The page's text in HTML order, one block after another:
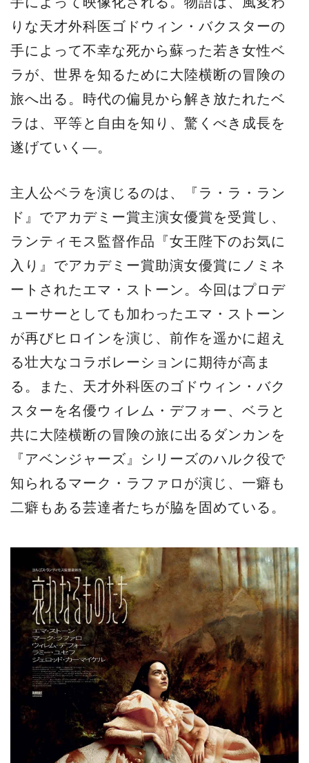
りな天才外科医ゴドウィン・バクスターの
手によって不幸な死から蘇った若き女性ベ
ラが、世界を知るために大陸横断の冒険の
旅へ出る。時代の偏見から解き放たれたベ
ラは、平等と自由を知り、驚くべき成長を
遂げていく―。
主人公ベラを演じるのは、『ラ・ラ・ラン
ド』でアカデミー賞主演女優賞を受賞し、
ランティモス監督作品『女王陛下のお気に
入り』でアカデミー賞助演女優賞にノミネ
ートされたエマ・ストーン。今回はプロデ
ューサーとしても加わったエマ・ストーン
が再びヒロインを演じ、前作を遥かに超え
る壮大なコラボレーションに期待が高ま
る。また、天才外科医のゴドウィン・バク
スターを名優ウィレム・デフォー、ベラと
共に大陸横断の冒険の旅に出るダンカンを
『アベンジャーズ』シリーズのハルク役で
知られるマーク・ラファロが演じ、一癖も
二癖もある芸達者たちが脇を固めている。